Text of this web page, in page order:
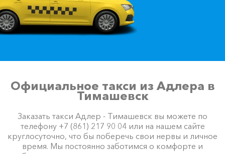
Официальное такси из Адлера в
Тимашевск
Заказать такси Адлер - Тимашевск вы можете по
телефону +7 (861) 217 90 04 или на нашем сайте
круглосуточно, что бы поберечь свои нервы и личное
время. Мы постоянно заботимся о комфорте и